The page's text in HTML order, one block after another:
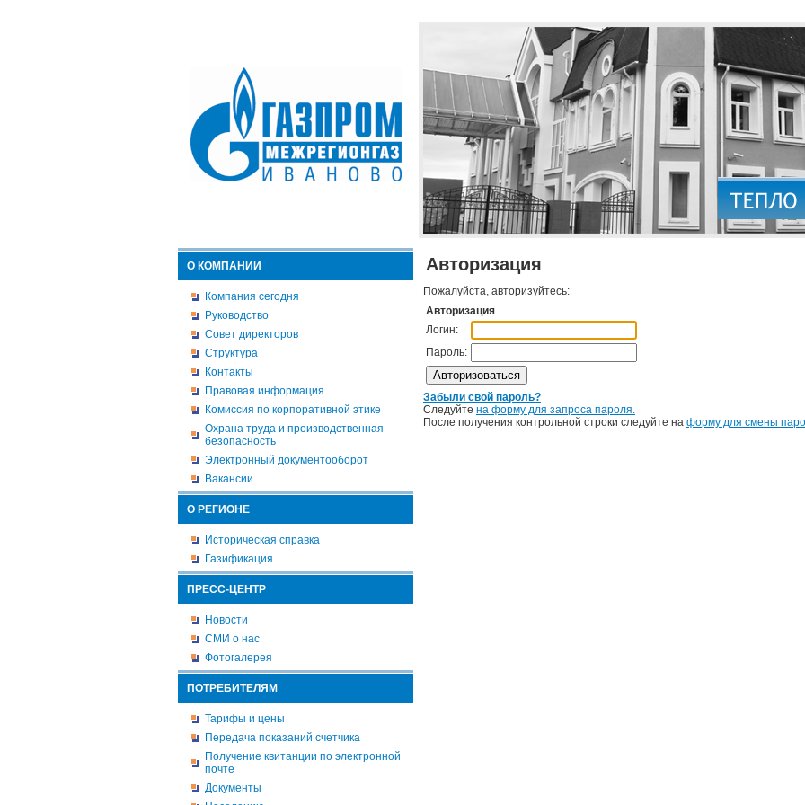
О КОМПАНИИ
Компания сегодня
Руководство
Совет директоров
Структура
Контакты
Правовая информация
Комиссия по корпоративной этике
Охрана труда и производственная
безопасность
Электронный документооборот
Вакансии
О РЕГИОНЕ
Историческая справка
Газификация
ПРЕСС-ЦЕНТР
Новости
СМИ о нас
Фотогалерея
ПОТРЕБИТЕЛЯМ
Тарифы и цены
Передача показаний счетчика
Получение квитанции по электронной
почте
Документы
Авторизация
Пожалуйста, авторизуйтесь:
Авторизация
Логин:
Пароль:
Забыли свой пароль?
Следуйте на форму для запроса пароля.
После получения контрольной строки следуйте на форму для смены